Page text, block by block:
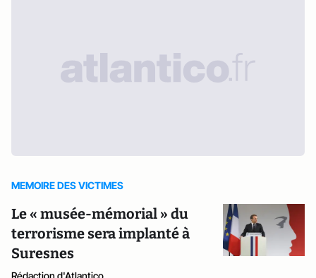
MEMOIRE DES VICTIMES
Le « musée-mémorial » du
terrorisme sera implanté à
Suresnes